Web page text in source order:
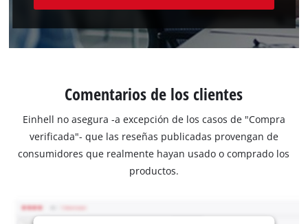
Comentarios de los clientes
Einhell no asegura -a excepción de los casos de "Compra
verificada"- que las reseñas publicadas provengan de
consumidores que realmente hayan usado o comprado los
productos.